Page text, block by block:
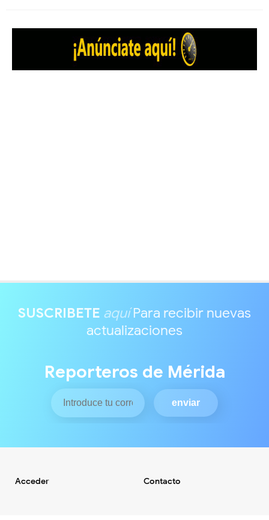
SUSCRIBETE aquíPara recibir nuevas
actualizaciones
Reporteros de Mérida
Acceder Contacto